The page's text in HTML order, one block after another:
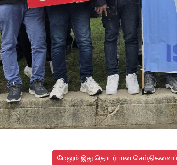
மேலும் இது தொடர்பான செய்திகளைப்